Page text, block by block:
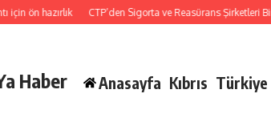
hazırlık CTP’den Sigorta ve Reasürans Şirketleri Birliği’ne
Haber Anasayfa Kıbrıs Türkiye